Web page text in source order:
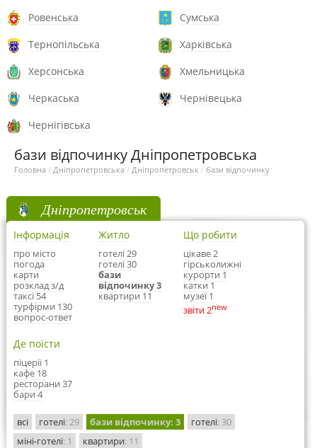
Ровенська
Сумська
Тернопільська
Харківська
Херсонська
Хмельницька
Черкаська
Чернівецька
Чернігівська
бази відпочинку Дніпропетровська
Головна / Дніпропетровська / Дніпропетровськ / бази відпочинку
Дніпропетровськ
Інформація
про місто
погода
карти
розклад з/д
таксі 54
турфірми 130
вопрос-ответ
Житло
готелі 29
готелі 30
бази
відпочинку 3
квартири 11
Що робити
цікаве 2
гірськолижні
курорти 1
катки 1
музеї 1
звіти 2new
Де поїсти
піцерії 1
кафе 18
ресторани 37
бари 4
всі готелі: 29 бази відпочинку: 3 готелі: 30
міні-готелі: 1 квартири: 11